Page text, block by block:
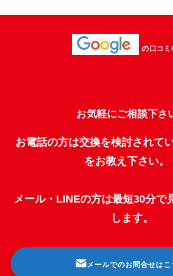
の口コミ
お気軽にご相談下さ
お電話の方は交換を検討されて
をお教え下さい
メール・LINEの方は最短30分で
します。
メールでのお問合せはこ